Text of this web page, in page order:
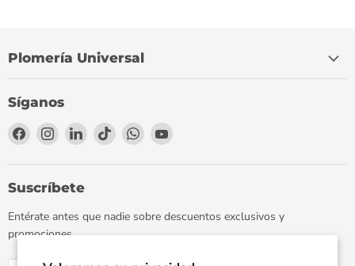
Plomería Universal
Síganos
Encuéntrenos
Facebook
Encuéntrenos
Instagram
Encuéntrenos
LinkedIn
Encuéntrenos
TikTok
Encuéntrenos
WhatsApp
Encuéntrenos
YouTube
Suscríbete
Entérate antes que nadie sobre descuentos exclusivos y
promociones.